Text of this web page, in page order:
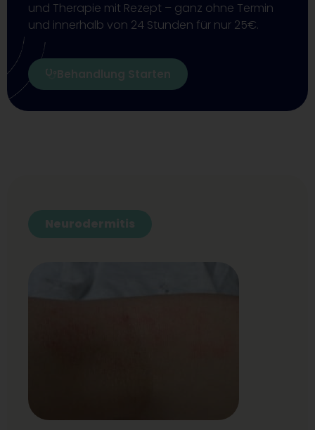
und Therapie mit Rezept – ganz ohne Termin
und innerhalb von 24 Stunden für nur 25€.
Behandlung Starten
Neurodermitis